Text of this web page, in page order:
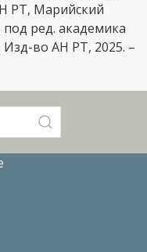
РТ, Марийский
под ред. академика
во АН РТ, 2025. –